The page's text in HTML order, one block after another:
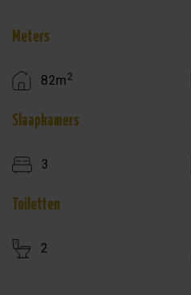
Meters
82m 2
Slaapkamers
3
Toiletten
2